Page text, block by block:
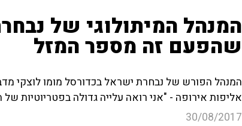
המנהל המיתולוגי של
שהפעם זה מספר המזל
המנהל הפורש של נבחרת ישראל בכדורסל מומו
אליפות אירופה - "אני רואה עלייה גדולה בפטריוטיות
30/08/2017